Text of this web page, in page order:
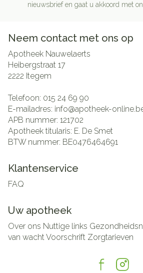
nieuwsbrief en gaat u akkoord met
Neem contact met ons op
Apotheek Nauwelaerts
Heibergstraat 17
2222 Itegem
Telefoon: 015 24 69 90
E-mailadres: info@apotheek-
APB nummer: 121702
Apotheek titularis: E. De Smet
BTW nummer: BE0476464691
Klantenservice
FAQ
Uw apotheek
Over ons Nuttige links
van wachtVoorschrift Zorgtarieven